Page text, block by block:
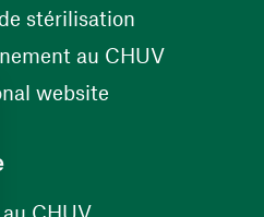
stérilisation
au CHUV(opens in
website
(opens in a new